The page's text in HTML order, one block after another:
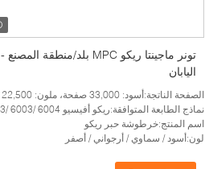
تونر ماجينتا ريكو MPC بلد/منطقة المصنع -
اليابان
الصفحة الناتجة:أسود: 33,000 صفحة، ملون: 22,500 صفحة
نماذج الطابعة المتوافقة:ريكو أفيسيو MPC4503/ 4504/ 5503/ 6003/ 6004
اسم المنتج:خرطوشة حبر ريكو
لون:أسود / سماوي / أرجواني / أصفر